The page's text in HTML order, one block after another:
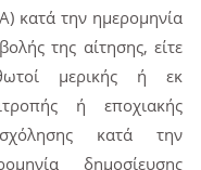
κατά την ημερομηνία
της αίτησης, είτε
μερικής ή εκ
ή εποχιακής
κατά την
δημοσίευσης